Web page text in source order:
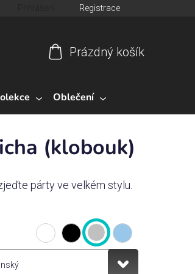
Registrace
košík
Prázdný košík
Oblečení
(klobouk)
párty ve velkém stylu.